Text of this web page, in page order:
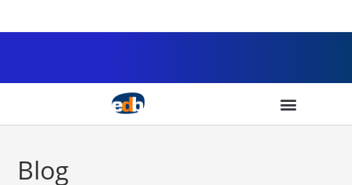
Blog